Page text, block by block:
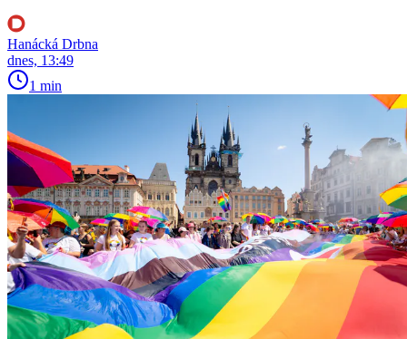
Hanácká Drbna
dnes, 13:49
1 min